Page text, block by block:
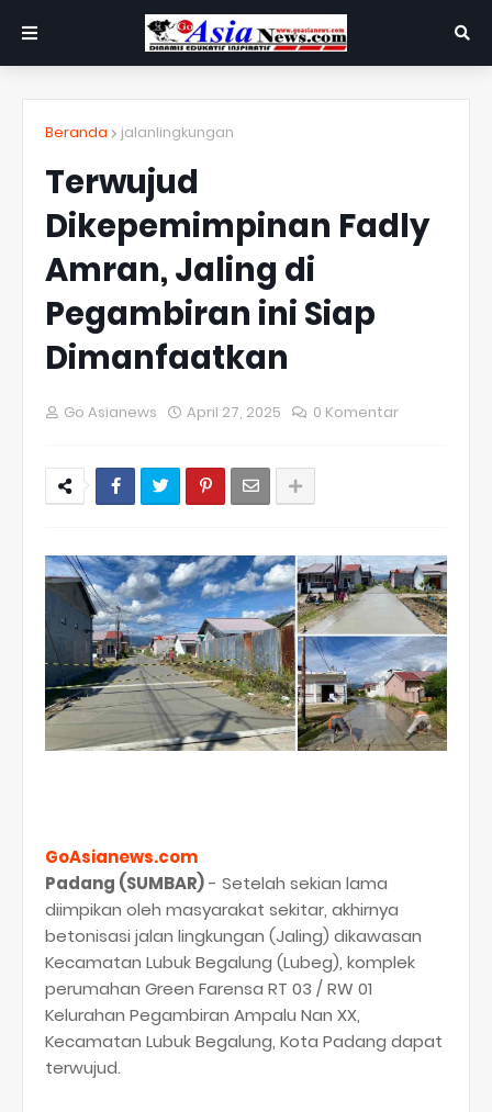
Beranda jalanlingkungan
Terwujud
Dikepemimpinan Fadly
Amran, Jaling di
Pegambiran ini Siap
Dimanfaatkan
Go Asianews April 27, 2025 0 Komentar
GoAsianews.com
Padang (SUMBAR)- Setelah sekian lama
diimpikan oleh masyarakat sekitar, akhirnya
betonisasi jalan lingkungan (Jaling) dikawasan
Kecamatan Lubuk Begalung (Lubeg), komplek
perumahan Green Farensa RT 03 / RW 01
Kelurahan Pegambiran Ampalu Nan XX,
Kecamatan Lubuk Begalung, Kota Padang dapat
terwujud.